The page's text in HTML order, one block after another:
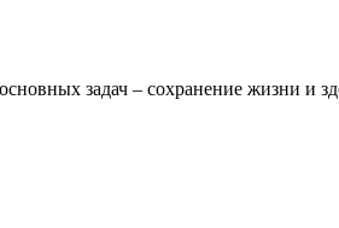
задач – cохранение жизни и